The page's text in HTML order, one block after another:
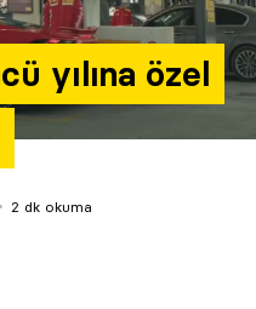
yılına özel
2 dk okuma